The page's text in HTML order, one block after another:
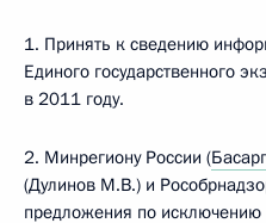
1. Принять к сведению
Единого государственного
в 2011 году.
2. Минрегиону России (
(Дулинов М.В.) и
предложения по исключению